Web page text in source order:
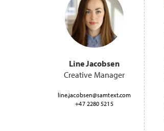
Line Jacobsen
Creative Manager
line.jacobsen@samtext.com
+47 2280 5215